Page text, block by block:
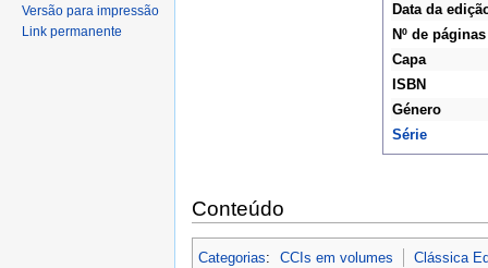
Data da
Nº de páginas
Capa
ISBN
Género
Série
Conteúdo
Categorias: CCIs em volumes Clássica
Versão para impressão
Link permanente